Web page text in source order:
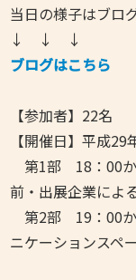
当日の様子はブロ
↓ ↓ ↓
ブログはこちら
【参加者】22名
【開催日】平成29
第1部 18：00か
前・出展企業によ
第2部 19：00
ニケーションスペー